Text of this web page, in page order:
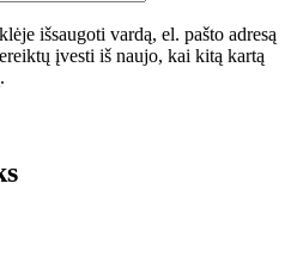
išsaugoti vardą, el. pašto adresą
įvesti iš naujo, kai kitą kartą